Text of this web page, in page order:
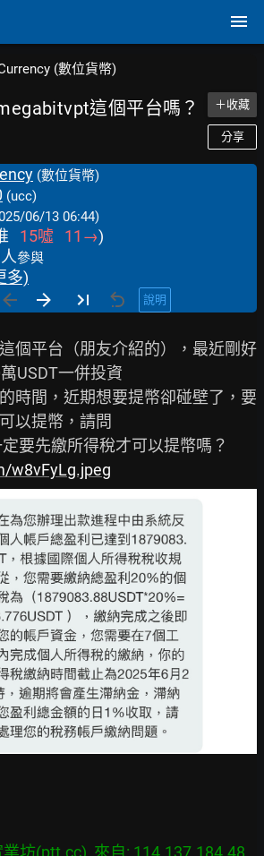
(數位貨幣)
這個平台嗎？ ＋收藏
分享
(數位貨幣)
(ucc)
06/13 06:44)
15噓 11 →)
參與
多)
說明
個平台（朋友介紹的），最近剛好
USDT一併投資
時間，近期想要提幣卻碰壁了，要
以提幣，請問
w8vFyLg.jpeg
坊(ptt.cc), 來自: 114.137.184.48